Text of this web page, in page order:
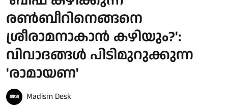
രൺബീറിനെങ്ങനെ
ശ്രീരാമനാകാൻ കഴിയും?':
വിവാദങ്ങൾ പിടിമുറുക്കുന്ന
'രാമായണ'
Madism Desk